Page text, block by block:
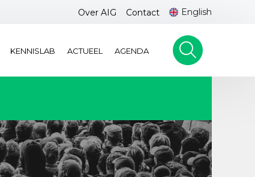
Over AIG Contact English
KENNISLAB ACTUEEL AGENDA